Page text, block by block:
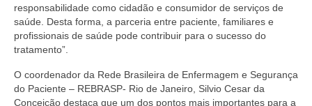
Fiscalização
Responsabilidade Técnica
Decisões
responsabilidade como cidadão e consumidor de serviços de
saúde. Desta forma, a parceria entre paciente, familiares e
profissionais de saúde pode contribuir para o sucesso do
tratamento”.
O coordenador da Rede Brasileira de Enfermagem e Segurança
do Paciente – REBRASP- Rio de Janeiro, Silvio Cesar da
Conceição destaca que um dos pontos mais importantes para a